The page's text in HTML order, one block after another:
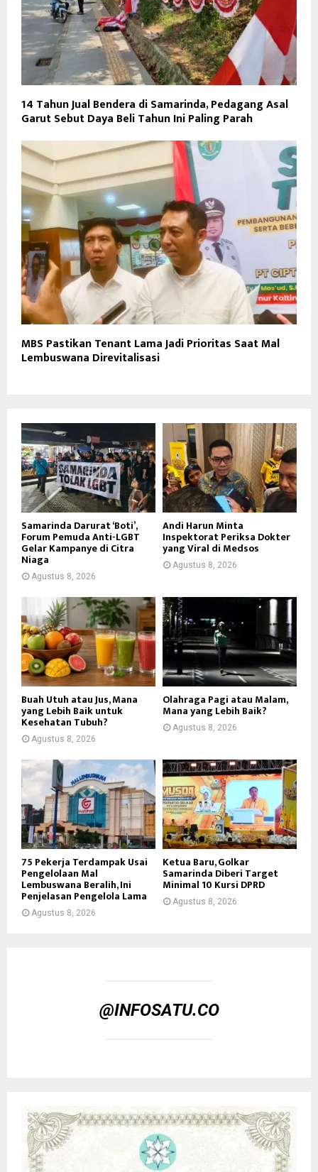
14 Tahun Jual Bendera di Samarinda, Pedagang Asal
Garut Sebut Daya Beli Tahun Ini Paling Parah
MBS Pastikan Tenant Lama Jadi Prioritas Saat Mal
Lembuswana Direvitalisasi
Samarinda Darurat ‘Boti’,
Forum Pemuda Anti-LGBT
Gelar Kampanye di Citra
Niaga
Agustus 8, 2026
Andi Harun Minta
Inspektorat Periksa Dokter
yang Viral di Medsos
Agustus 8, 2026
Buah Utuh atau Jus, Mana
yang Lebih Baik untuk
Kesehatan Tubuh?
Agustus 8, 2026
Olahraga Pagi atau Malam,
Mana yang Lebih Baik?
Agustus 8, 2026
75 Pekerja Terdampak Usai
Pengelolaan Mal
Lembuswana Beralih, Ini
Penjelasan Pengelola Lama
Agustus 8, 2026
Ketua Baru, Golkar
Samarinda Diberi Target
Minimal 10 Kursi DPRD
Agustus 8, 2026
@INFOSATU.CO